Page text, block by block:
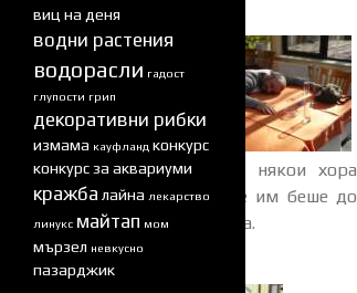
Но на някои хора
хич не им беше до
закуска.
виц на деня
водни растения
водорасли гадост
глупости грип
декоративни рибки
измама кауфланд конкурс
конкурс за аквариуми
кражба лайна лекарство
линукс майтап мом
мързел невкусно
пазарджик